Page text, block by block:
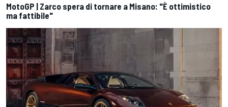
MotoGP | Zarco spera di tornare a Misano: "È ottimistico
ma fattibile"